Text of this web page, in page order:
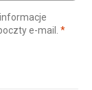
e-mail. *